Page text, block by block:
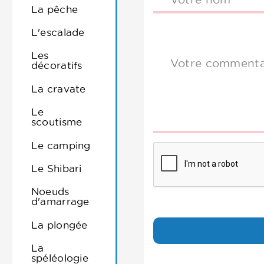
La pêche
L'escalade
Les
décoratifs
La cravate
Le
scoutisme
Le camping
Le Shibari
Noeuds
d'amarrage
La plongée
La
spéléologie
Votre